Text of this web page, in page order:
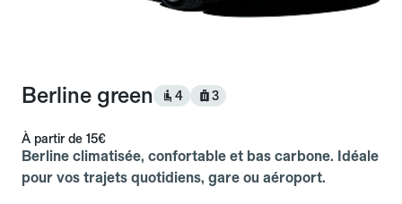
Berline green 4 3
À partir de 15€
Berline climatisée, confortable et bas carbone. Idéale
pour vos trajets quotidiens, gare ou aéroport.